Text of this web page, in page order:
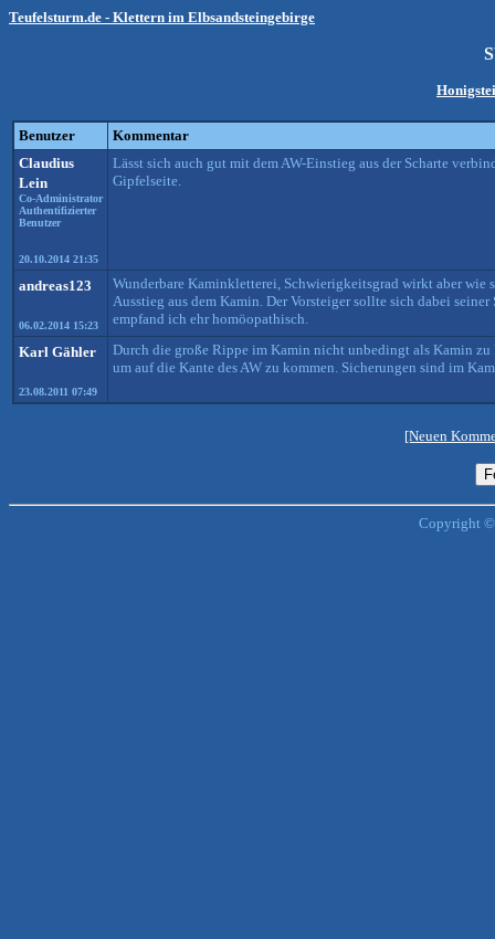
Teufelsturm.de - Klettern im Elbsandsteingebirge
Benutzer
Kommentar
Claudius
Lein
Co-Administrator
Authentifizierter
Benutzer
20.10.2014 21:35
Lässt sich auch gut mit dem AW-Einstieg aus der Scharte
Gipfelseite.
andreas123
06.02.2014 15:23
Wunderbare Kaminkletterei, Schwierigkeitsgrad wirkt aber
Ausstieg aus dem Kamin. Der Vorsteiger sollte sich dabei
empfand ich ehr homöopathisch.
Karl Gähler
23.08.2011 07:49
Durch die große Rippe im Kamin nicht unbedingt als Kamin
um auf die Kante des AW zu kommen. Sicherungen sind im
[Neuen
Copyright ©